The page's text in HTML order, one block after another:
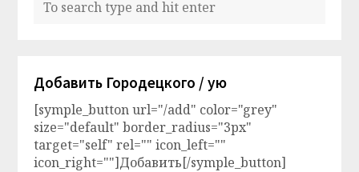
Добавить Городецкого / ую
[symple_button url="/add" color="grey"
size="default" border_radius="3px"
target="self" rel="" icon_left=""
icon_right=""]Добавить[/symple_button]